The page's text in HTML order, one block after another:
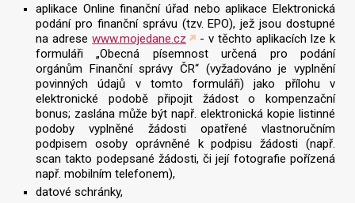
aplikace Online finanční úřad nebo aplikace Elektronická
podání pro finanční správu (tzv. EPO), jež jsou dostupné
na adrese www.mojedane.cz
- v těchto aplikacích lze k
formuláři „Obecná písemnost určená pro podání
orgánům Finanční správy ČR“ (vyžadováno je vyplnění
povinných údajů v tomto formuláři) jako přílohu v
elektronické podobě připojit žádost o kompenzační
bonus; zaslána může být např. elektronická kopie listinné
podoby vyplněné žádosti opatřené vlastnoručním
podpisem osoby oprávněné k podpisu žádosti (např.
scan takto podepsané žádosti, či její fotografie pořízená
např. mobilním telefonem),
datové schránky,